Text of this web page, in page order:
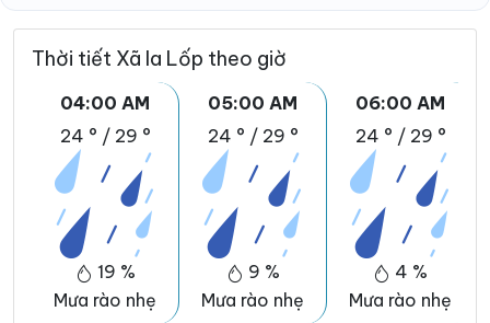
Thời tiết Xã Ia Lốp theo giờ
04:00 AM
24 ° / 29 °
19 %
Mưa rào nhẹ
05:00 AM
24 ° / 29 °
9 %
Mưa rào nhẹ
06:00 AM
24 ° / 29 °
4 %
Mưa rào nhẹ